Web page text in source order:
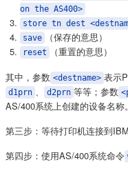
on the AS400>
store tn dest
save （保存的意思）
reset （重置的意思）
其中，参数 <destname> 表示
d1prn 、 d2prn 等等；参数
AS/400系统上创建的设备名称。
第三步：等待打印机连接到
第四步：使用AS/400系统命令